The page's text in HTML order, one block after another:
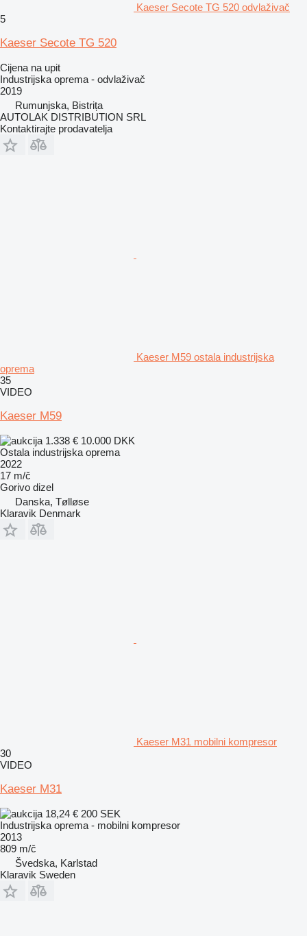
Kaeser Secote TG 520 odvlaživač
5
Kaeser Secote TG 520
Cijena na upit
Industrijska oprema - odvlaživač
2019
Rumunjska, Bistrița
AUTOLAK DISTRIBUTION SRL
Kontaktirajte prodavatelja
Kaeser M59 ostala industrijska
oprema
35
VIDEO
Kaeser M59
1.338 € 10.000 DKK
Ostala industrijska oprema
2022
17 m/č
Gorivo dizel
Danska, Tølløse
Klaravik Denmark
Kaeser M31 mobilni kompresor
30
VIDEO
Kaeser M31
18,24 € 200 SEK
Industrijska oprema - mobilni kompresor
2013
809 m/č
Švedska, Karlstad
Klaravik Sweden